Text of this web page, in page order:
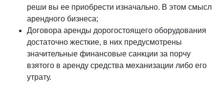
реши вы ее приобрести изначально. В этом смысл
арендного бизнеса;
Договора аренды дорогостоящего оборудования
достаточно жесткие, в них предусмотрены
значительные финансовые санкции за порчу
взятого в аренду средства механизации либо его
утрату.